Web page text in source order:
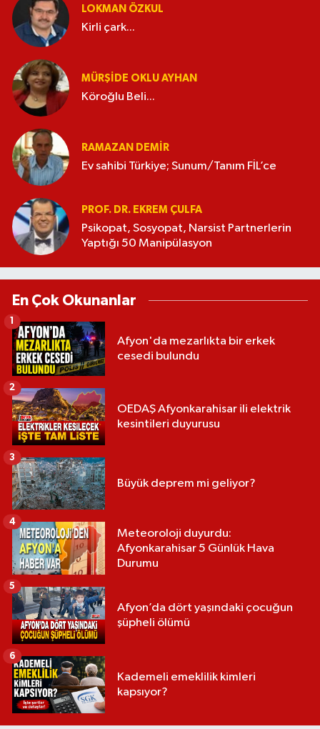
LOKMAN ÖZKUL
Kirli çark...
MÜRŞIDE OKLU AYHAN
Köroğlu Beli...
RAMAZAN DEMİR
Ev sahibi Türkiye; Sunum/Tanım FİL’ce
PROF. DR. EKREM ÇULFA
Psikopat, Sosyopat, Narsist Partnerlerin
Yaptığı 50 Manipülasyon
En Çok Okunanlar
Afyon'da mezarlıkta bir erkek
cesedi bulundu
1
OEDAŞ Afyonkarahisar ili elektrik
kesintileri duyurusu
2
Büyük deprem mi geliyor?
3
Meteoroloji duyurdu:
Afyonkarahisar 5 Günlük Hava
Durumu
4
Afyon’da dört yaşındaki çocuğun
şüpheli ölümü
5
Kademeli emeklilik kimleri
kapsıyor?
6